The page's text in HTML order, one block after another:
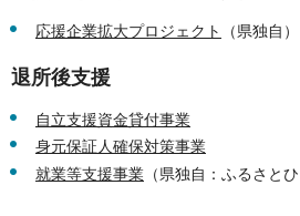
応援企業拡大プロジェクト （県独自）
退所後支援
自立支援資金貸付事業
身元保証人確保対策事業
就業等支援事業 （県独自：ふるさと